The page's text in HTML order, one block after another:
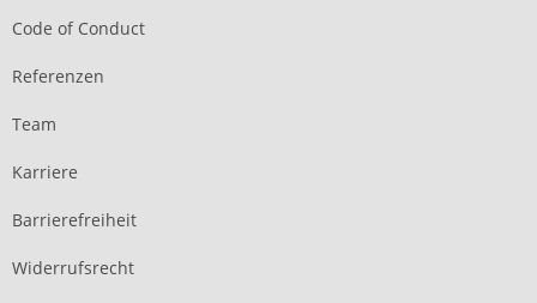
Code of Conduct
Referenzen
Team
Karriere
Barrierefreiheit
Widerrufsrecht